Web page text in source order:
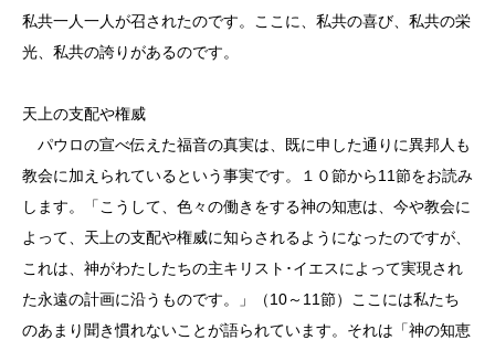
私共一人一人が召されたのです。ここに、私共の喜び、私共の栄
光、私共の誇りがあるのです。
天上の支配や権威
パウロの宣べ伝えた福音の真実は、既に申した通りに異邦人も
教会に加えられているという事実です。１０節から11節をお読み
します。「こうして、色々の働きをする神の知恵は、今や教会に
よって、天上の支配や権威に知らされるようになったのですが、
これは、神がわたしたちの主キリスト･イエスによって実現され
た永遠の計画に沿うものです。」（10～11節）ここには私たち
のあまり聞き慣れないことが語られています。それは「神の知恵